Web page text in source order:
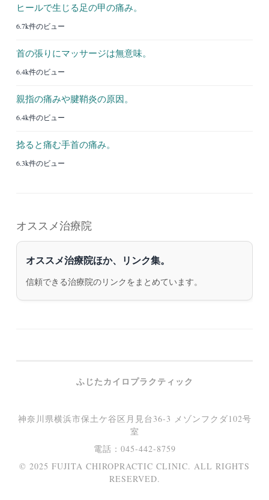
ヒールで生じる足の甲の痛み。
6.7k件のビュー
首の張りにマッサージは無意味。
6.4k件のビュー
親指の痛みや腱鞘炎の原因。
6.4k件のビュー
捻ると痛む手首の痛み。
6.3k件のビュー
オススメ治療院
オススメ治療院ほか、リンク集。
信頼できる治療院のリンクをまとめています。
ふじたカイロプラクティック
神奈川県横浜市保土ケ谷区月見台36-3 メゾンフクダ102号
室
電話：045-442-8759
© 2025 FUJITA CHIROPRACTIC CLINIC. ALL RIGHTS
RESERVED.